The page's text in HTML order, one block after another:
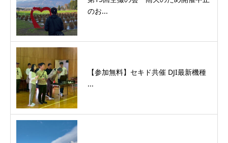
のお...
【参加無料】セキド共催 DJI最新機種
...